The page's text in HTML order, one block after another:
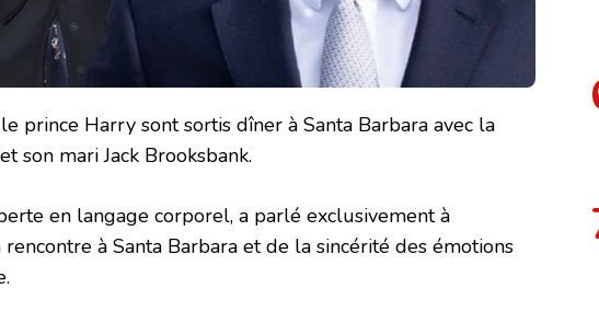
prince Harry sont sortis dîner à Santa Barbara avec la
son mari Jack Brooksbank.
en langage corporel, a parlé exclusivement à
rencontre à Santa Barbara et de la sincérité des émotions